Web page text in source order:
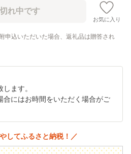
お気に入り
申込いただいた場合、返礼品は贈答され
ます。
にはお時間をいただく場合がご
してふるさと納税！／